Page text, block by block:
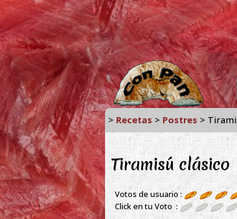
> Recetas > Postres >
Tiramisú clásico
Votos de usuario :
Click en tu Voto :